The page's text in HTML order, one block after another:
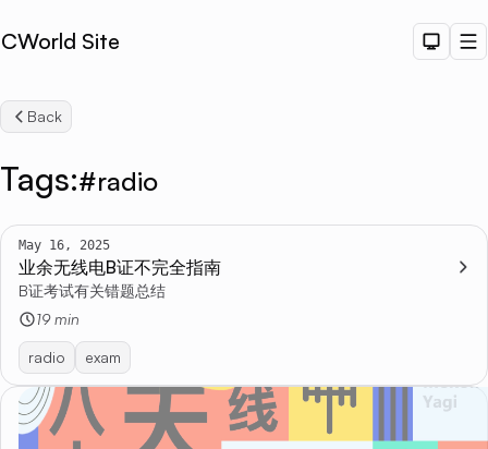
CWorld Site Dark
Back
Tags:#radio
May 16, 2025
业余无线电B证不完全指南
B证考试有关错题总结
19 min
radio exam